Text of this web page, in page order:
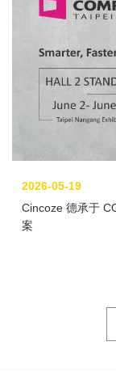
2026-05-19
Cincoze 德承于
案